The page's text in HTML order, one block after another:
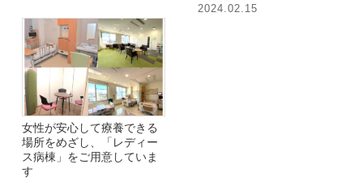
2024.02.15
女性が安心して療養できる
場所をめざし、「レディー
ス病棟」をご用意していま
す